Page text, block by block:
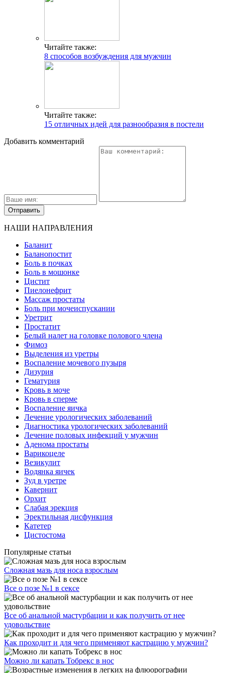
Читайте также:
8 способов возбуждения для мужчин
Читайте также:
15 отличных идей для разнообразия в постели
Добавить комментарий
НАШИ НАПРАВЛЕНИЯ
Баланит
Баланопостит
Боль в почках
Боль в мошонке
Цистит
Пиелонефрит
Массаж простаты
Боль при мочеиспускании
Уретрит
Простатит
Белый налет на головке полового члена
Фимоз
Выделения из уретры
Воспаление мочевого пузыря
Дизурия
Гематурия
Кровь в моче
Кровь в сперме
Воспаление яичка
Лечение урологических заболеваний
Диагностика урологических заболеваний
Лечение половых инфекций у мужчин
Аденома простаты
Варикоцеле
Везикулит
Водянка яичек
Зуд в уретре
Кавернит
Орхит
Слабая эрекция
Эректильная дисфункция
Катетер
Цистостома
Популярные статьи
Сложная мазь для носа взрослым
Все о позе №1 в сексе
Все об анальной мастурбации и как получить от нее
удовольствие
Как проходит и для чего применяют кастрацию у мужчин?
Можно ли капать Тобрекс в нос